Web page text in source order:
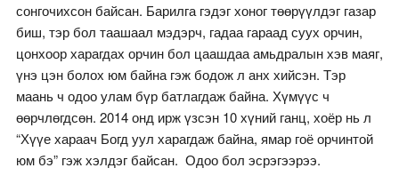
сонгочихсон байсан. Барилга гэдэг хоног төөрүүлдэг газар
биш, тэр бол таашаал мэдэрч, гадаа гараад суух орчин,
цонхоор харагдах орчин бол цаашдаа амьдралын хэв маяг,
үнэ цэн болох юм байна гэж бодож л анх хийсэн. Тэр
маань ч одоо улам бүр батлагдаж байна. Хүмүүс ч
өөрчлөгдсөн. 2014 онд ирж үзсэн 10 хүний ганц, хоёр нь л
“Хүүе хараач Богд уул харагдаж байна, ямар гоё орчинтой
юм бэ” гэж хэлдэг байсан. Одоо бол эсрэгээрээ.